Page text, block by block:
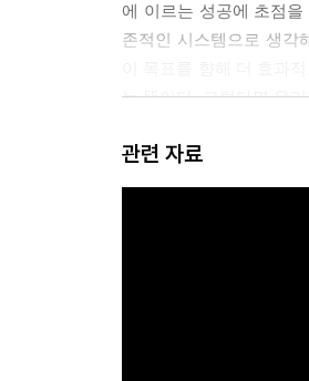
리더십을 위한 교훈
당신은 지금 무엇이 달라
나의 이야기를 시작하자
부록 A _ 나의 토털 리더
에 이르는 성공에 초점
존적인 시스템으로 생각
는 뜻이다. 그렇다면 우
더라고 생각하고 가치
없는 자원이다. 많을수록
관련 자료